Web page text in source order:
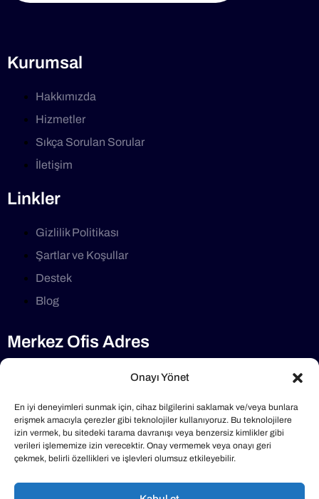
Onayı Yönet
En iyi deneyimleri sunmak için, cihaz bilgilerini saklamak ve/veya bunlara
erişmek amacıyla çerezler gibi teknolojiler kullanıyoruz. Bu teknolojilere
izin vermek, bu sitedeki tarama davranışı veya benzersiz kimlikler gibi
verileri işlememize izin verecektir. Onay vermemek veya onayı geri
çekmek, belirli özellikleri ve işlevleri olumsuz etkileyebilir.
Kurumsal
Hakkımızda
Hizmetler
Sıkça Sorulan Sorular
İletişim
Linkler
Gizlilik Politikası
Şartlar ve Koşullar
Destek
Blog
Merkez Ofis Adres
Selimdede Cd No:1/7 34782, Çekmeköy/İstanbul
Telefon
0216 640 40 47
Mail Adresimiz